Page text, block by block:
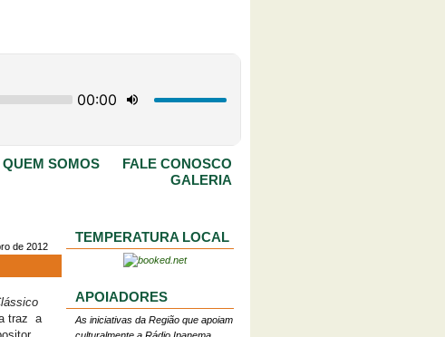
QUEM SOMOS
FALE CONOSCO
GALERIA
de 2012
traz a
TEMPERATURA LOCAL
APOIADORES
As iniciativas da Região que apoiam